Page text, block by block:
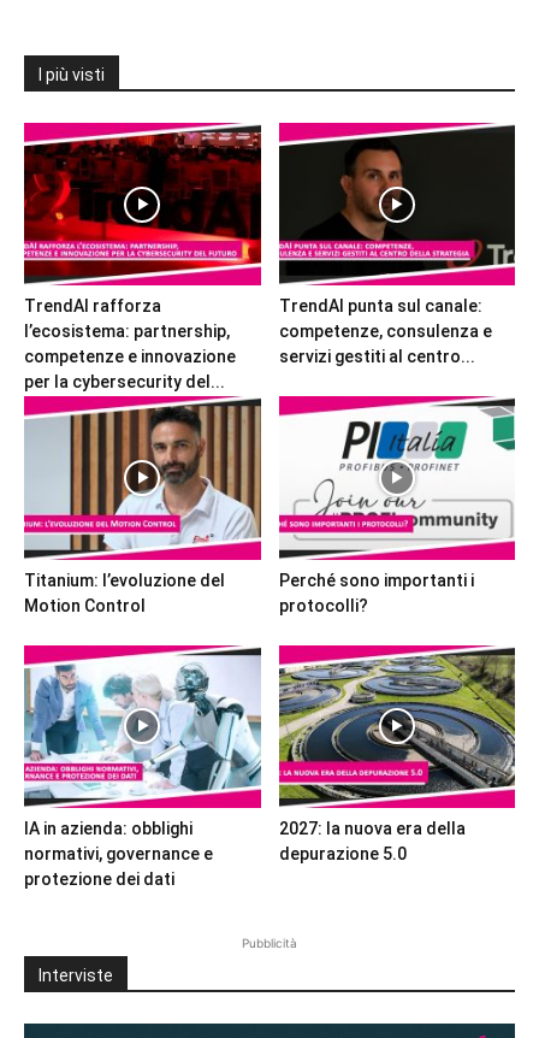
I più visti
TrendAI rafforza
l’ecosistema: partnership,
competenze e innovazione
per la cybersecurity del...
TrendAI punta sul canale:
competenze, consulenza e
servizi gestiti al centro...
Titanium: l’evoluzione del
Motion Control
Perché sono importanti i
protocolli?
IA in azienda: obblighi
normativi, governance e
protezione dei dati
2027: la nuova era della
depurazione 5.0
Pubblicità
Interviste